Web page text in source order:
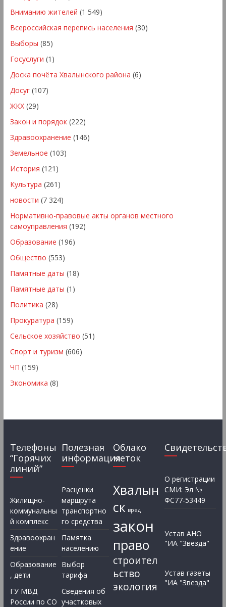
Вниманию жителей (1 549)
Всероссийская перепись населения (30)
Выборы (85)
Госуслуги (1)
Доска почёта Хвалынского района (6)
Досуг(107)
ЖКХ(29)
Закон и порядок(222)
Здравоохранение (146)
Земельное (103)
История (121)
Культура (261)
новости (7 324)
Нормативно-правовые акты органов местного
самоуправления (192)
Образование (196)
Общество (553)
Памятные даты (18)
Памятные даты (1)
Политика (28)
Прокуратура (159)
Сельское хозяйство (51)
Спорт и туризм (606)
ЧП (159)
Экономика (8)
Телефоны
“Горячих
линий”
Жилищно-
коммунальны
й комплекс
Здравоохран
ение
Образование
, дети
ГУ МВД
России по СО
Полезная
информация
Расценки
маршрута
транспортно
го средства
Памятка
населению
Выбор
тарифа
Сведения об
участковых
Облако
меток
Хвалын
ск вред
закон
право
строител
ьство
экология
О регистрации
СМИ: Эл №
ФС77-53449
Устав АНО
"ИА "Звезда"
Устав газеты
"ИА "Звезда"